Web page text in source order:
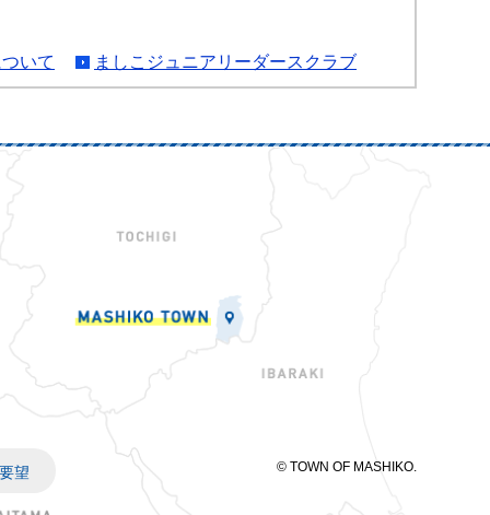
いて ましこジュニアリーダースクラブ
望 © TOWN OF MASHIKO.